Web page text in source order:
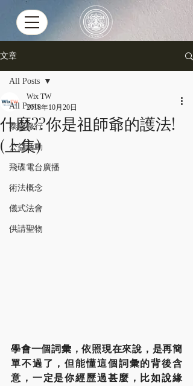
文章
All Posts
泰國修行
公益活動
飛碟電台廣播
術法概念
儀式法會
供請聖物
All Posts
什麼??你是祖師爺的護法!
(上集)
Wix TW
2018年10月20日
學會一個詞彙，依照現在來說，是再簡
單不過了，但能懂這個詞彙的背後含
意，一定是你經歷過甚麼，比如說緣